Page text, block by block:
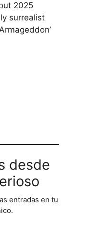
2025
surrealist
desde
entradas en tu